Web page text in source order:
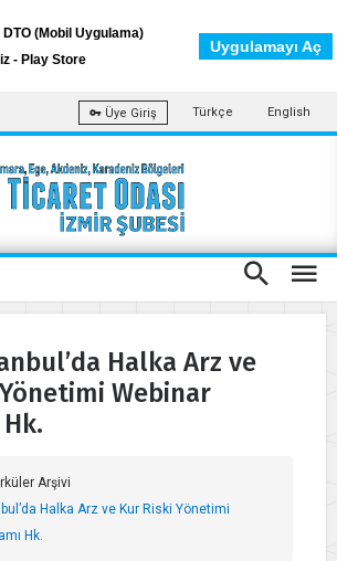
Üye Giriş Türkçe English
Halka Arz ve
Webinar
Arşivi
Halka Arz ve Kur Riski Yönetimi
Hk.
DTO (Mobil Uygulama)
- Play Store
Uygulamayı Aç